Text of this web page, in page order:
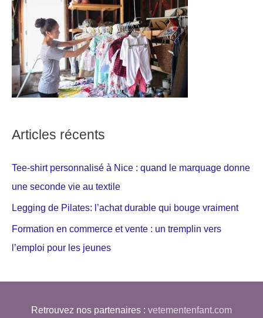
Articles récents
Tee-shirt personnalisé à Nice : quand le marquage donne
une seconde vie au textile
Legging de Pilates: l’achat durable qui bouge vraiment
Formation en commerce et vente : un tremplin vers
l’emploi pour les jeunes
Retrouvez nos partenaires : vetementenfant.com